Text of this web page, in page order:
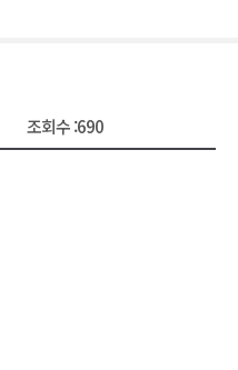
조회수 :690